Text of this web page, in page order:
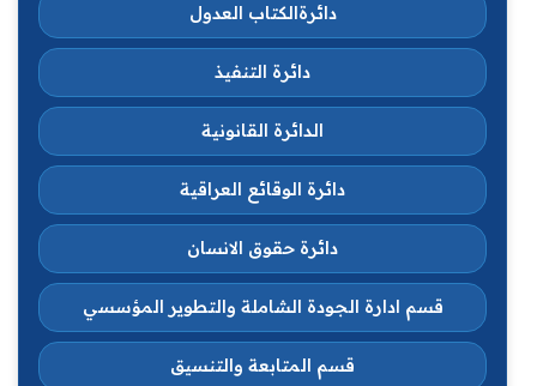
دائرةالكتاب العدول
دائرة التنفيذ
الدائرة القانونية
دائرة الوقائع العراقية
دائرة حقوق الانسان
قسم ادارة الجودة الشاملة والتطوير المؤسسي
قسم المتابعة والتنسيق